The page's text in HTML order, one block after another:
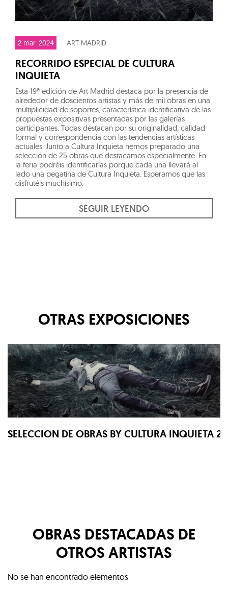
2 mar. 2024 ART MADRID
RECORRIDO ESPECIAL DE CULTURA
INQUIETA
Esta 19ª edición de Art Madrid destaca por la presencia de
alrededor de doscientos artistas y más de mil obras en una
multiplicidad de soportes, característica identificativa de las
propuestas expositivas presentadas por las galerías
participantes. Todas destacan por su originalidad, calidad
formal y correspondencia con las tendencias artísticas
actuales. Junto a Cultura Inquieta hemos preparado una
selección de 25 obras que destacamos especialmente. En
la feria podréis identificarlas porque cada una llevará al
lado una pegatina de Cultura Inquieta. Esperamos que las
disfrutéis muchísimo.
SEGUIR LEYENDO
OTRAS EXPOSICIONES
SELECCION DE OBRAS BY CULTURA INQUIETA
OBRAS DESTACADAS DE
OTROS ARTISTAS
No se han encontrado elementos